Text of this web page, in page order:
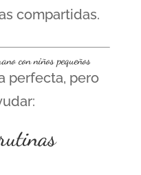
compartidas.
con niños pequeños
perfecta, pero